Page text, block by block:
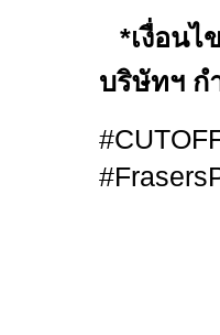
*เงื่อน
บริษัทฯ ก